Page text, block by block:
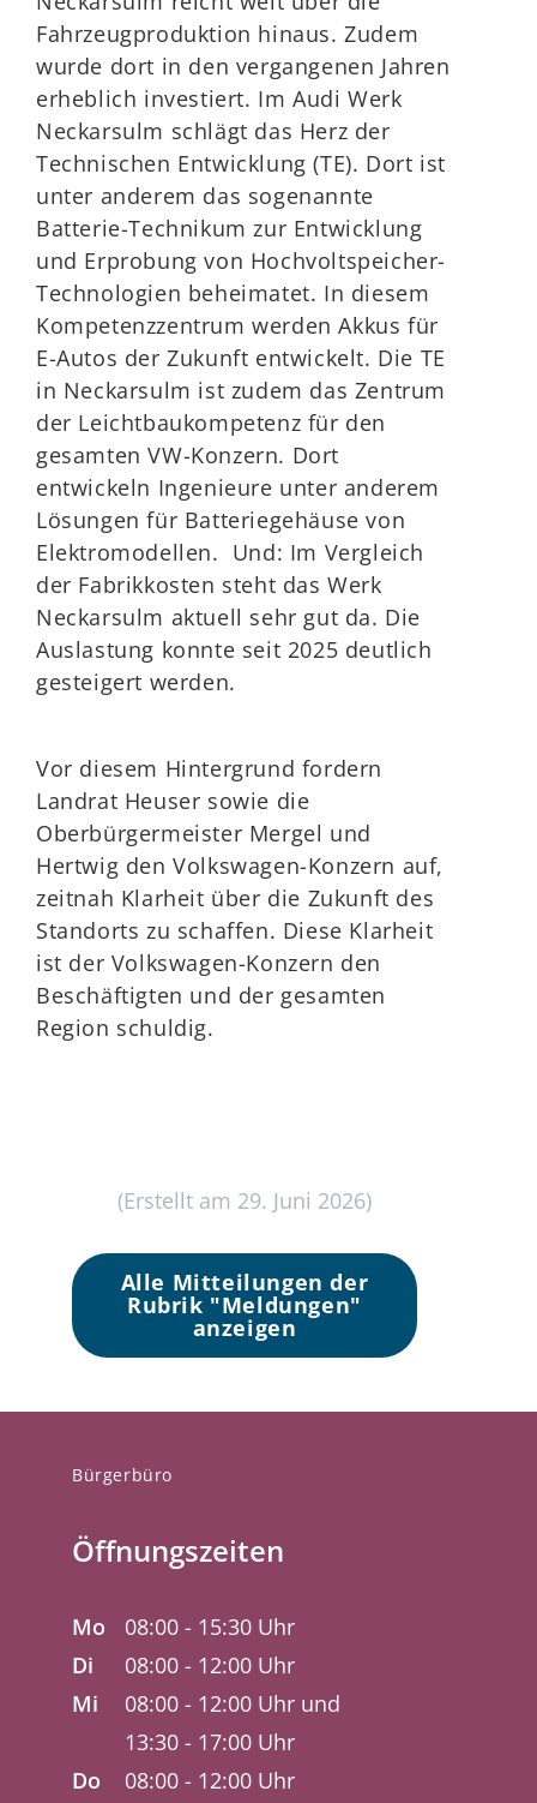
Fahrzeugproduktion hinaus. Zudem
wurde dort in den vergangenen Jahren
erheblich investiert. Im Audi Werk
Neckarsulm schlägt das Herz der
Technischen Entwicklung (TE). Dort ist
unter anderem das sogenannte
Batterie-Technikum zur Entwicklung
und Erprobung von Hochvoltspeicher-
Technologien beheimatet. In diesem
Kompetenzzentrum werden Akkus für
E-Autos der Zukunft entwickelt. Die TE
in Neckarsulm ist zudem das Zentrum
der Leichtbaukompetenz für den
gesamten VW-Konzern. Dort
entwickeln Ingenieure unter anderem
Lösungen für Batteriegehäuse von
Elektromodellen. Und: Im Vergleich
der Fabrikkosten steht das Werk
Neckarsulm aktuell sehr gut da. Die
Auslastung konnte seit 2025 deutlich
gesteigert werden.
Vor diesem Hintergrund fordern
Landrat Heuser sowie die
Oberbürgermeister Mergel und
Hertwig den Volkswagen-Konzern auf,
zeitnah Klarheit über die Zukunft des
Standorts zu schaffen. Diese Klarheit
ist der Volkswagen-Konzern den
Beschäftigten und der gesamten
Region schuldig.
(Erstellt am 29. Juni 2026)
Alle Mitteilungen der
Rubrik "Meldungen"
anzeigen
Bürgerbüro
Öffnungszeiten
Mo
08:00 - 15:30 Uhr
Di
08:00 - 12:00 Uhr
Mi
08:00 - 12:00 Uhr und
13:30 - 17:00 Uhr
Do
08:00 - 12:00 Uhr